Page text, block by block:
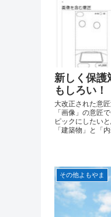
新しく保護
もしろい！
大改正された意
「画像」の意匠
ピックにしたい
「建築物」と「
その他よもやま